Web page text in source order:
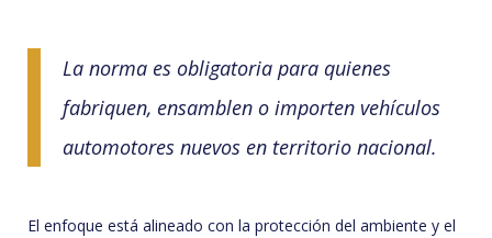
La norma es obligatoria para quienes
fabriquen, ensamblen o importen vehículos
automotores nuevos en territorio nacional.
El enfoque está alineado con la protección del ambiente y el